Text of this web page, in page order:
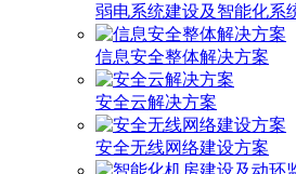
弱电系统建设及智能化系
信息安全整体解决方案
安全云解决方案
安全无线网络建设方案